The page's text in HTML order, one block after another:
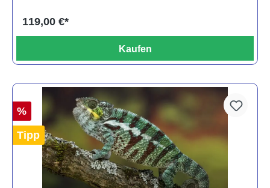
119,00 €*
Kaufen
%
Tipp